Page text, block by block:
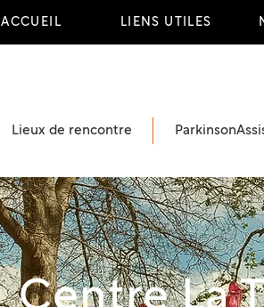
Lieux de rencontre
ACCUEIL LIENS UTILES
Centre La